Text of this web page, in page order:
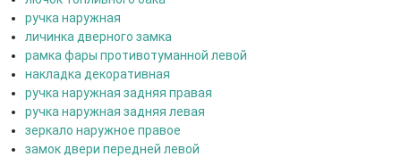
ручка наружная
личинка дверного замка
рамка фары противотуманной левой
накладка декоративная
ручка наружная задняя правая
ручка наружная задняя левая
зеркало наружное правое
замок двери передней левой